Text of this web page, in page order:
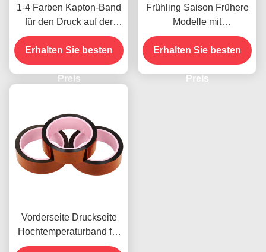
1-4 Farben Kapton-Band
für den Druck auf der
Vorderseite
Erhalten Sie besten
Preis
Frühling Saison Frühere
Modelle mit
Feuchtigkeitsbeständigke
it und 2,5N/25mm
Schälfestigkeit
Erhalten Sie besten
Preis
Vorderseite Druckseite
Hochtemperaturband für
das vorhandene Produkt